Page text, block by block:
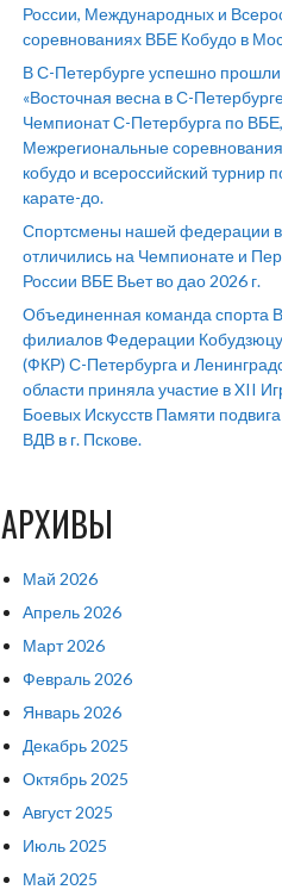
России, Международных и
соревнованиях ВБЕ Кобудо в
В С-Петербурге успешно
«Восточная весна в С-
Чемпионат С-Петербурга по ВБЕ,
Межрегиональные
кобудо и всероссийский турнир
карате-до.
Спортсмены нашей федерации
отличились на Чемпионате и
России ВБЕ Вьет во дао 2026 г.
Объединенная команда спорта
филиалов Федерации
(ФКР) С-Петербурга и
области приняла участие в XII
Боевых Искусств Памяти
ВДВ в г. Пскове.
АРХИВЫ
Май 2026
Апрель 2026
Март 2026
Февраль 2026
Январь 2026
Декабрь 2025
Октябрь 2025
Август 2025
Июль 2025
Май 2025